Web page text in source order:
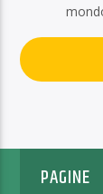
PAGINE